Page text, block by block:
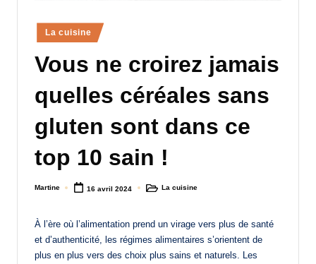
Posted
in
La cuisine
Vous ne croirez jamais
quelles céréales sans
gluten sont dans ce
top 10 sain !
Posted
Martine 16 avril 2024
PostedLa cuisine
À l’ère où l’alimentation prend un virage vers plus de santé
et d’authenticité, les régimes alimentaires s’orientent de
plus en plus vers des choix plus sains et naturels. Les